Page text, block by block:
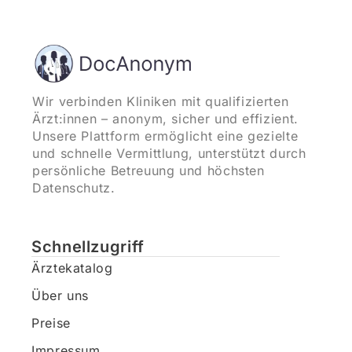
Wir verbinden Kliniken mit qualifizierten
Ärzt:innen – anonym, sicher und effizient.
Unsere Plattform ermöglicht eine gezielte
und schnelle Vermittlung, unterstützt durch
persönliche Betreuung und höchsten
Datenschutz.
Schnellzugriff
Ärztekatalog
Über uns
Preise